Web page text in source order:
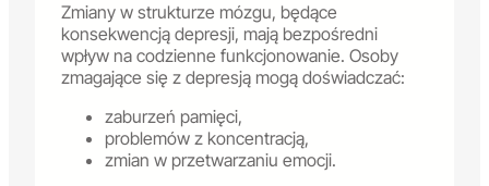
Zmiany w strukturze mózgu, będące
konsekwencją depresji, mają bezpośredni
wpływ na codzienne funkcjonowanie. Osoby
zmagające się z depresją mogą doświadczać:
zaburzeń pamięci,
problemów z koncentracją,
zmian w przetwarzaniu emocji.